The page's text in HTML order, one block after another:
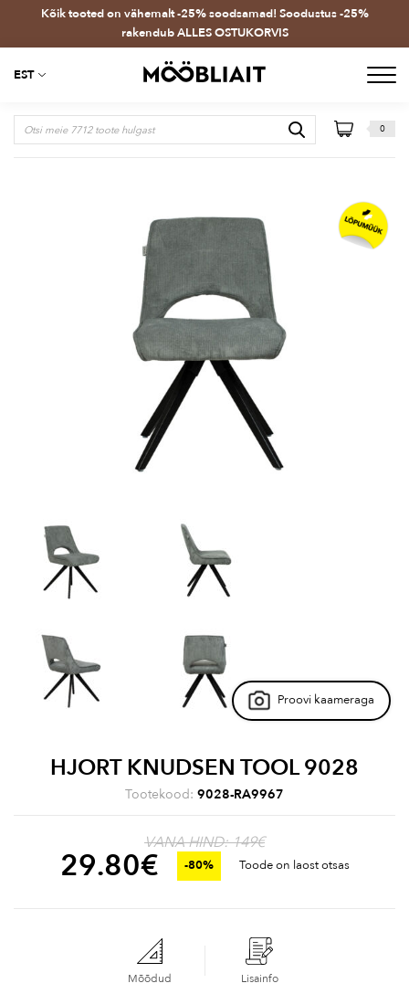
Kõik tooted on vähemalt -25% soodsamad! Soodustus -25%
rakendub ALLES OSTUKORVIS
EST
0
Proovi kaameraga
HJORT KNUDSEN TOOL 9028
Tootekood: 9028-RA9967
VANA HIND: 149€
29.80€ -80% Toode on laost otsas
Mõõdud Lisainfo